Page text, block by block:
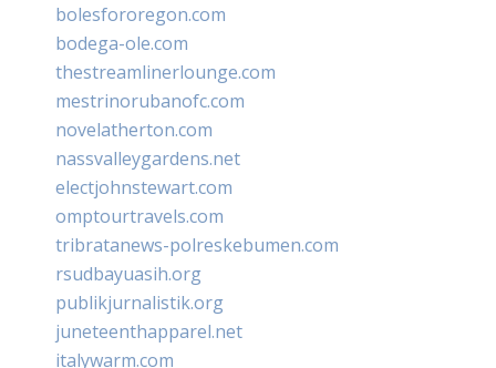
bolesfororegon.com
bodega-ole.com
thestreamlinerlounge.com
mestrinorubanofc.com
novelatherton.com
nassvalleygardens.net
electjohnstewart.com
omptourtravels.com
tribratanews-polreskebumen.com
rsudbayuasih.org
publikjurnalistik.org
juneteenthapparel.net
italywarm.com